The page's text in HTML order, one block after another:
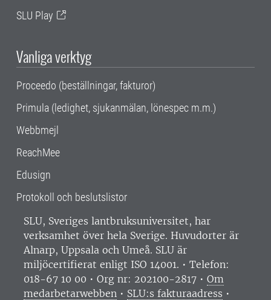
SLU Play
Vanliga verktyg
Proceedo (beställningar, fakturor)
Primula (ledighet, sjukanmälan, lönespec m.m.)
Webbmejl
ReachMee
Edusign
Protokoll och beslutslistor
SLU, Sveriges lantbruksuniversitet, har
verksamhet över hela Sverige. Huvudorter är
Alnarp, Uppsala och Umeå. SLU är
miljöcertifierat enligt ISO 14001. • Telefon:
018-67 10 00 • Org nr: 202100-2817 • Om
medarbetarwebben • SLU:s fakturaadress •